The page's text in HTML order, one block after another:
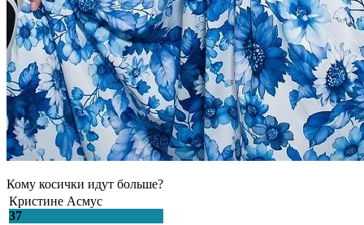
Кому косички идут больше?
Кристине Асмус
37